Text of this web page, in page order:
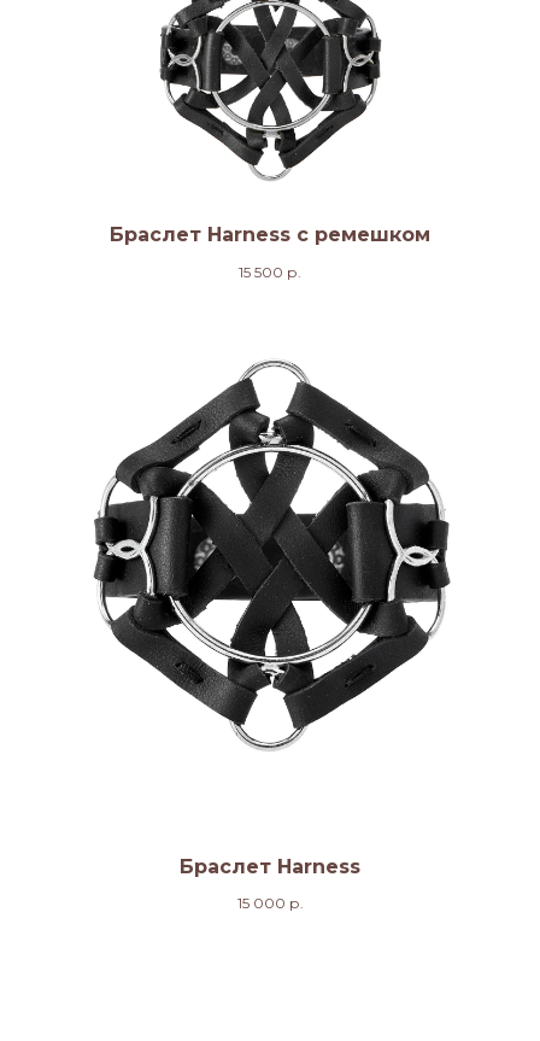
Браслет Harness с ремешком
15 500 р.
Браслет Harness
15 000 р.